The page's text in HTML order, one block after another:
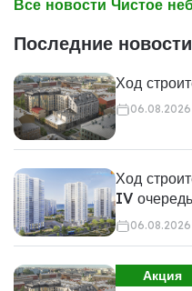
Все новости Чистое
Последние
Ход
06.08.2026
Ход
IV очередь
06.08.2026
Акция